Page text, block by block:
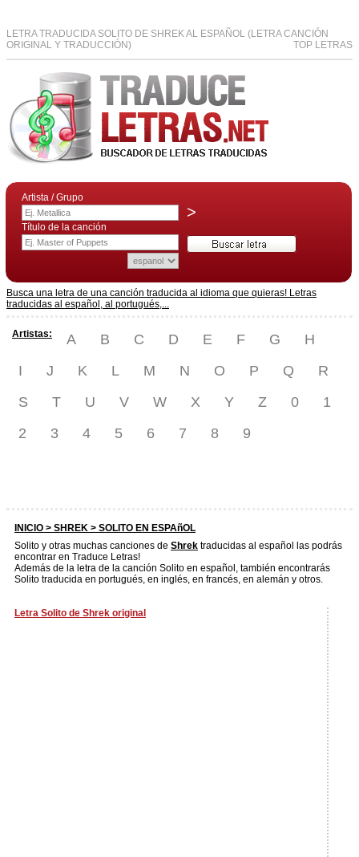
LETRA TRADUCIDA SOLITO DE SHREK AL ESPAÑOL (LETRA CANCIÓN
ORIGINAL Y TRADUCCIÓN)
TOP LETRAS
Artista / Grupo
>
Título de la canción
Busca una letra de una canción traducida al idioma que quieras! Letras
traducidas al español, al portugués,...
Artistas: A B C D E F G
H
I
J K L M N O P Q
R
S
T U V W X Y Z 0
1
2
3 4 5 6 7 8 9
INICIO > SHREK > SOLITO EN ESPAñOL
Solito y otras muchas canciones de Shrek traducidas al español las podrás
encontrar en Traduce Letras!
Además de la letra de la canción Solito en español, también encontrarás
Solito traducida en portugués, en inglés, en francés, en alemán y otros.
Letra Solito de Shrek original